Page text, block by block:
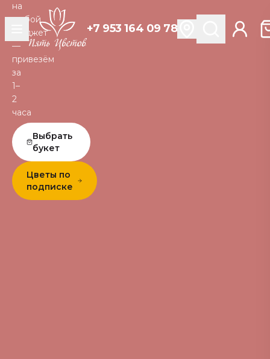
+7 953 164 09 78
на
любой
бюджет
—
привезём
за
1–
2
часа
Выбрать
букет
Цветы по
подписке